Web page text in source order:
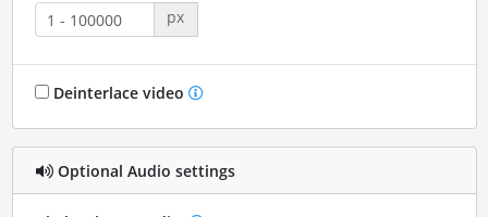
px
Deinterlace video
Optional Audio settings